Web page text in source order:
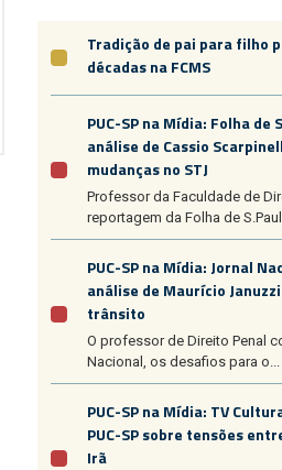
Tradição de pai para filho
décadas na FCMS
PUC-SP na Mídia: Folha de
análise de Cassio
mudanças no STJ
Professor da Faculdade de
reportagem da Folha de
PUC-SP na Mídia: Jornal
análise de Maurício
trânsito
O professor de Direito Penal
Nacional, os desafios para o...
PUC-SP na Mídia: TV
PUC-SP sobre tensões
Irã